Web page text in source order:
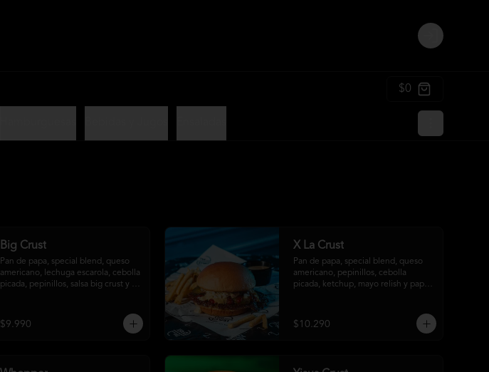
Login
$0
Big Crust
Pan de papa, special blend, queso
americano, lechuga escarola, cebolla
picada, pepinillos, salsa big crust y
$9.990
X La Crust
Pan de papa, special blend, queso
americano, pepinillos, cebolla
picada, ketchup, mayo relish y papas
$10.290